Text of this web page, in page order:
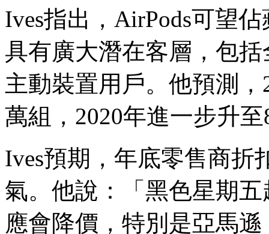
Ives指出，AirPods可望
具有廣大潛在客層，包
主動裝置用戶。他預測，
萬組，2020年進一步升
Ives預期，年底零售商折
氣。他說：「黑色星期
應會降價，特別是亞馬